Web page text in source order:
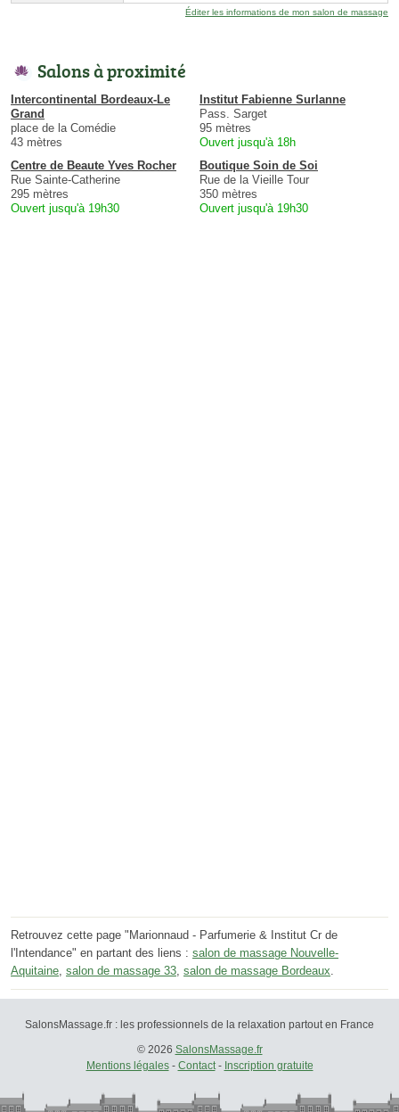
Éditer les informations de mon salon de massage
Salons à proximité
Intercontinental Bordeaux-Le
Grand
place de la Comédie
43 mètres
Institut Fabienne Surlanne
Pass. Sarget
95 mètres
Ouvert jusqu'à 18h
Centre de Beaute Yves Rocher
Rue Sainte-Catherine
295 mètres
Ouvert jusqu'à 19h30
Boutique Soin de Soi
Rue de la Vieille Tour
350 mètres
Ouvert jusqu'à 19h30
Retrouvez cette page "Marionnaud - Parfumerie & Institut Cr de
l'Intendance" en partant des liens : salon de massage Nouvelle-
Aquitaine, salon de massage 33, salon de massage Bordeaux.
SalonsMassage.fr : les professionnels de la relaxation partout en France
© 2026 SalonsMassage.fr
Mentions légales- Contact- Inscription gratuite